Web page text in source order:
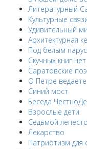
Литературный
Культурные
Удивительный
Архитектурная
Под белым
Скучных книг нет
Саратовские
О Петре ведаете
Синий мост
Беседа
Взрослые дети
Седьмой
Лекарство
Патриотизм для